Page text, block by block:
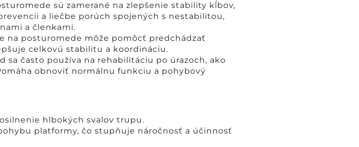
sú zamerané na zlepšenie stability kĺbov,
a liečbe porúch spojených s nestabilitou,
a členkami.
na posturomede môže pomôcť predchádzať
celkovú stabilitu a koordináciu.
sa často používa na rehabilitáciu po úrazoch, ako
obnoviť normálnu funkciu a pohybový
hlbokých svalov trupu.
platformy, čo stupňuje náročnosť a účinnosť